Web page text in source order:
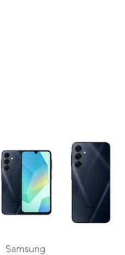
This carousel contains a
Samsung